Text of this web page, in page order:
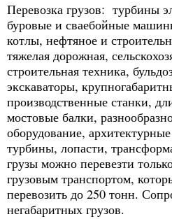
Перевозка грузов: турбины
буровые и сваебойные
котлы, нефтяное и
тяжелая дорожная,
строительная техника,
экскаваторы,
производственные станки,
мостовые балки,
оборудование,
турбины, лопасти,
грузы можно перевезти
грузовым транспортом,
перевозить до 250 тонн.
негабаритных грузов.